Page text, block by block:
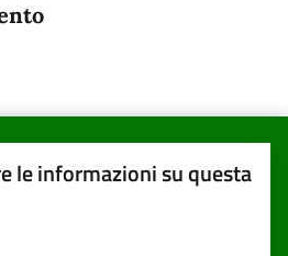
le informazioni su questa